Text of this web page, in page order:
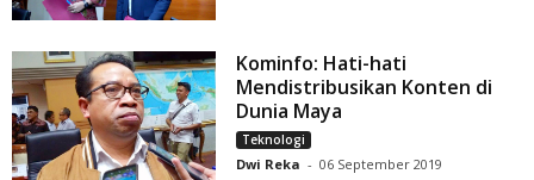
Kominfo: Hati-hati
Mendistribusikan Konten di
Dunia Maya
Teknologi
Dwi Reka - 06 September 2019